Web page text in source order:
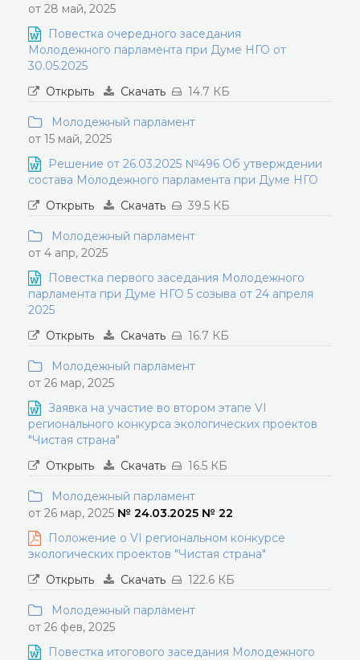
от 28 май, 2025
Повестка очередного заседания
Молодежного парламента при Думе НГО от
30.05.2025
Открыть
Скачать 14.7 КБ
Молодежный парламент
от 15 май, 2025
Решение от 26.03.2025 №496 Об утверждении
состава Молодежного парламента при Думе НГО
Открыть
Скачать 39.5 КБ
Молодежный парламент
от 4 апр, 2025
Повестка первого заседания Молодежного
парламента при Думе НГО 5 созыва от 24 апреля
2025
Открыть
Скачать 16.7 КБ
Молодежный парламент
от 26 мар, 2025
Заявка на участие во втором этапе VI
регионального конкурса экологических проектов
"Чистая страна"
Открыть
Скачать 16.5 КБ
Молодежный парламент
от 26 мар, 2025 № 24.03.2025 № 22
Положение о VI региональном конкурсе
экологических проектов "Чистая страна"
Открыть
Скачать 122.6 КБ
Молодежный парламент
от 26 фев, 2025
Повестка итогового заседания Молодежного